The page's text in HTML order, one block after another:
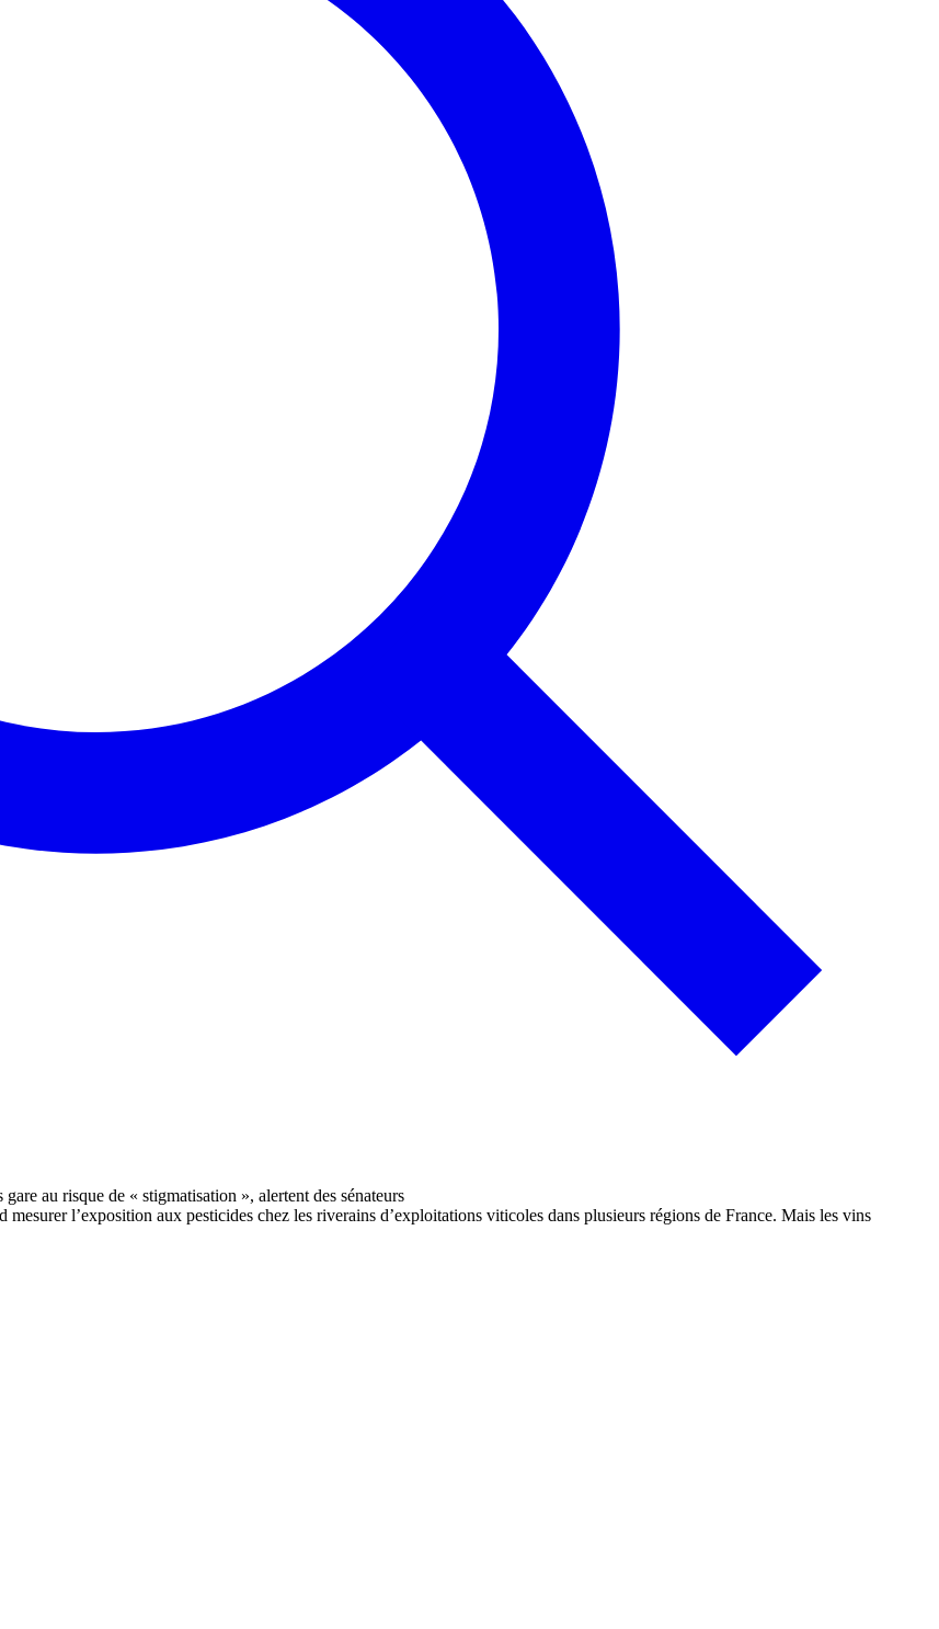
l’exposition aux pesticides chez les riverains d’exploitations viticoles dans plusieurs régions de France. Mais les vins